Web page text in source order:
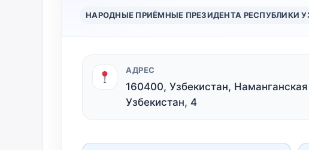
НАРОДНЫЕ ПРИЁМНЫЕ ПРЕЗИДЕНТА РЕСПУБЛИКИ
АДРЕС
160400, Узбекистан,
Узбекистан, 4